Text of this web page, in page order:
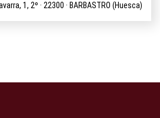
1, 2º · 22300 · BARBASTRO (Huesca)